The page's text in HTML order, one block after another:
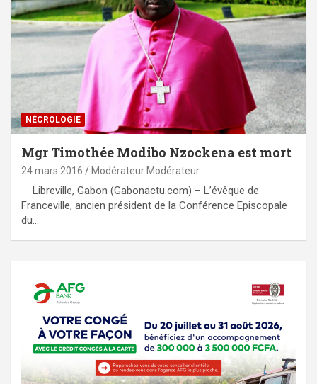
NÉCROLOGIE
Mgr Timothée Modibo Nzockena est mort
24 mars 2016 Modérateur Modérateur
Libreville, Gabon (Gabonactu.com) – L’évêque de
Franceville, ancien président de la Conférence Episcopale
du…